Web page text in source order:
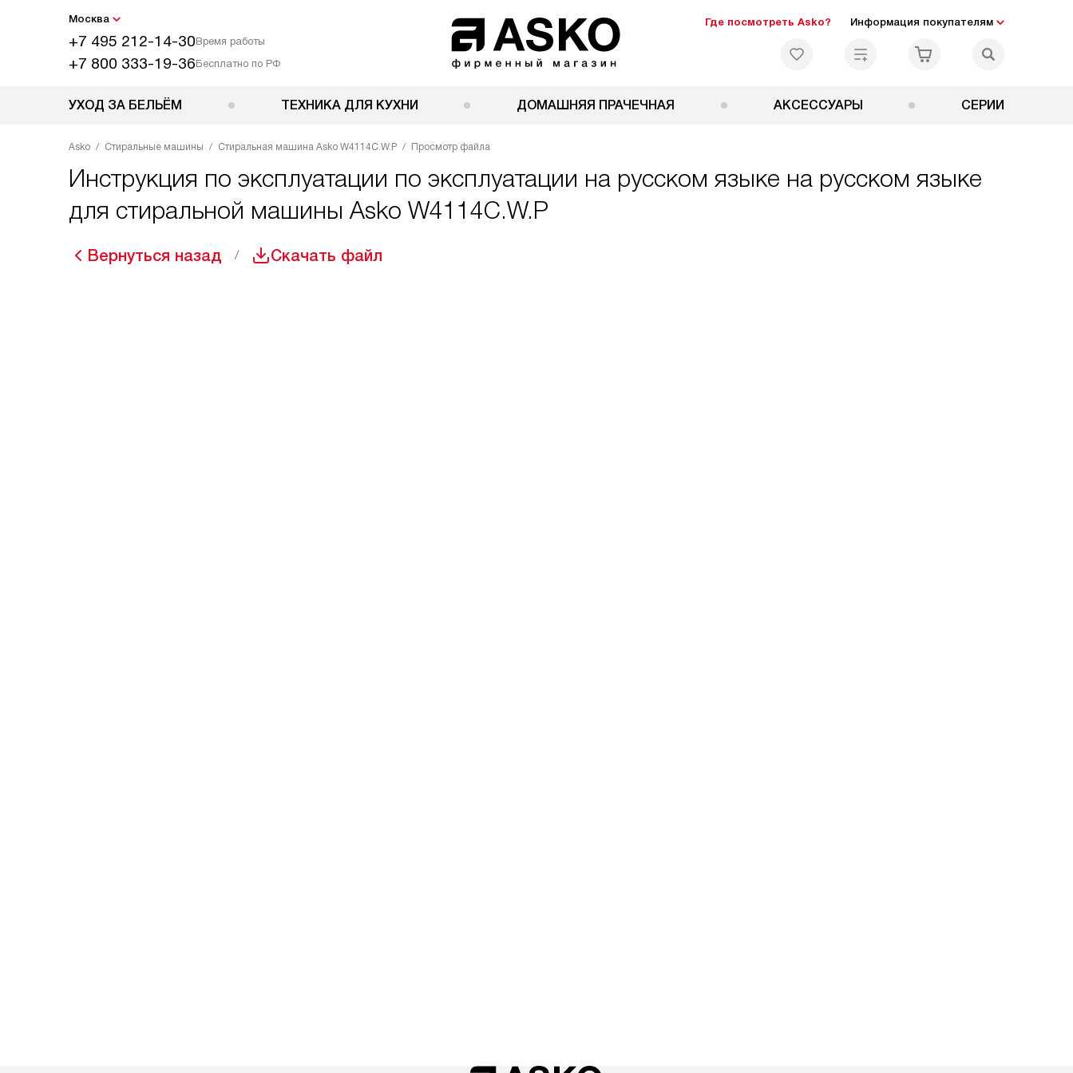
Москва
+7 495 212-14-30Время работы
+7 800 333-19-36Бесплатно по РФ
Где посмотреть Asko? Информация покупателям
УХОД ЗА БЕЛЬЁМ ТЕХНИКА ДЛЯ КУХНИ ДОМАШНЯЯ ПРАЧЕЧНАЯ АКСЕССУАРЫ СЕРИИ
Asko Стиральные машины Стиральная машина Asko W4114C.W.P Просмотр файла
Инструкция по эксплуатации по эксплуатации на русском языке на русском языке
для стиральной машины Asko W4114C.W.P
Вернуться назад Скачать файл